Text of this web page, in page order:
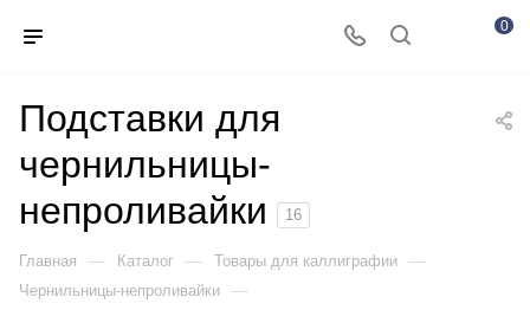
0
Подставки для
чернильницы-
непроливайки
16
Главная — Каталог — Товары для каллиграфии —
Чернильницы-непроливайки —